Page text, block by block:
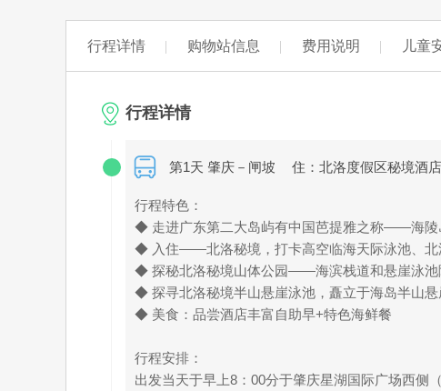
行程详情 购物站信息 费用说明 儿童
行程详情
第1天 肇庆－闸坡 住：北洛度假区秘境酒
行程特色：
◆ 走进广东第二大岛屿有中国芭提雅之称——海陵
◆ 入住——北洛秘境，打卡高空临海天际泳池、北
◆ 探秘北洛秘境山体公园——海滨栈道和悬崖泳池
◆ 探寻北洛秘境半山悬崖泳池，矗立于海岛半山悬
◆ 美食：品尝酒店丰富自助早+特色海鲜餐
行程安排：
出发当天于早上8：00分于肇庆星湖国际广场西